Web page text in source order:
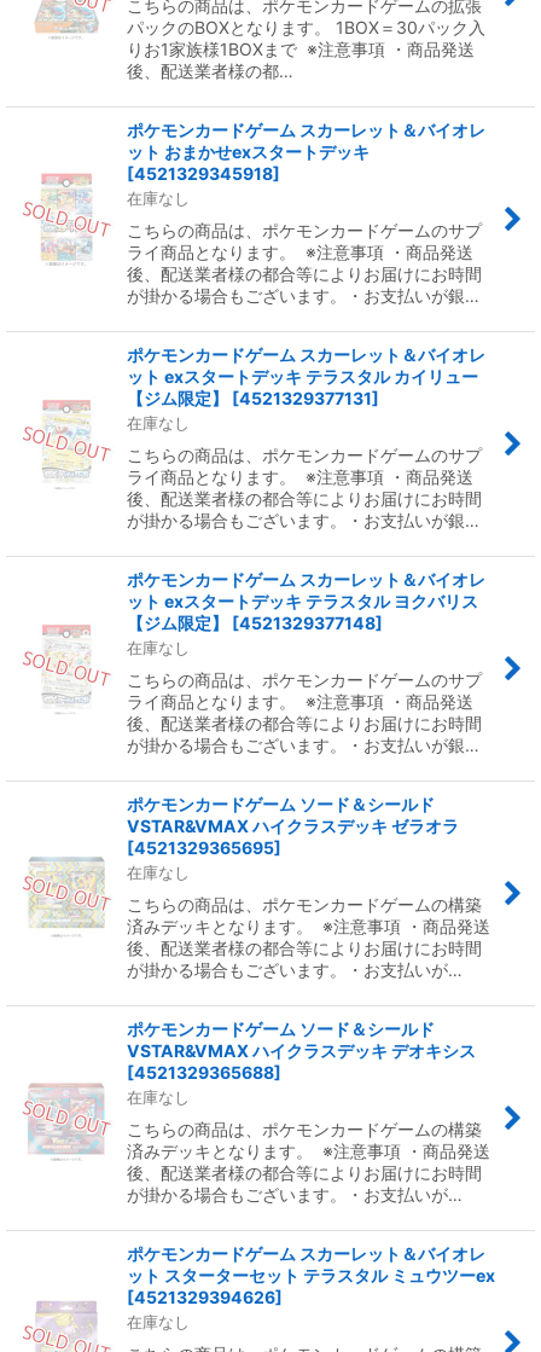
こちらの商品は、ポケモンカードゲームの拡張
パックのBOXとなります。 1BOX＝30パック入
りお1家族様1BOXまで ※注意事項 ・商品発送
後、配送業者様の都…
ポケモンカードゲーム スカーレット＆バイオレ
ット おまかせexスタートデッキ
[4521329345918]
在庫なし
こちらの商品は、ポケモンカードゲームのサプ
ライ商品となります。 ※注意事項 ・商品発送
後、配送業者様の都合等によりお届けにお時間
が掛かる場合もございます。・お支払いが銀…
ポケモンカードゲーム スカーレット＆バイオレ
ット exスタートデッキ テラスタル カイリュー
【ジム限定】
[4521329377131]
在庫なし
こちらの商品は、ポケモンカードゲームのサプ
ライ商品となります。 ※注意事項 ・商品発送
後、配送業者様の都合等によりお届けにお時間
が掛かる場合もございます。・お支払いが銀…
ポケモンカードゲーム スカーレット＆バイオレ
ット exスタートデッキ テラスタル ヨクバリス
【ジム限定】
[4521329377148]
在庫なし
こちらの商品は、ポケモンカードゲームのサプ
ライ商品となります。 ※注意事項 ・商品発送
後、配送業者様の都合等によりお届けにお時間
が掛かる場合もございます。・お支払いが銀…
ポケモンカードゲーム ソード＆シールド
VSTAR&VMAX ハイクラスデッキ ゼラオラ
[4521329365695]
在庫なし
こちらの商品は、ポケモンカードゲームの構築
済みデッキとなります。 ※注意事項 ・商品発送
後、配送業者様の都合等によりお届けにお時間
が掛かる場合もございます。・お支払いが…
ポケモンカードゲーム ソード＆シールド
VSTAR&VMAX ハイクラスデッキ デオキシス
[4521329365688]
在庫なし
こちらの商品は、ポケモンカードゲームの構築
済みデッキとなります。 ※注意事項 ・商品発送
後、配送業者様の都合等によりお届けにお時間
が掛かる場合もございます。・お支払いが…
ポケモンカードゲーム スカーレット＆バイオレ
ット スターターセット テラスタル ミュウツーex
[4521329394626]
在庫なし